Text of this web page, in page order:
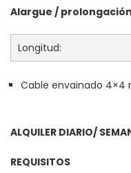
Alargue /
Longitud:
Cable envainado 4×4
ALQUILER DIARIO/
REQUISITOS